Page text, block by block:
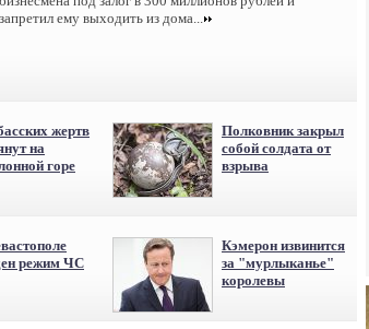
запретил ему выходить из дома...
жертв
на
горе
Полковник закрыл
собой солдата от
взрыва
режим ЧС
Кэмерон извинится
за "мурлыканье"
королевы